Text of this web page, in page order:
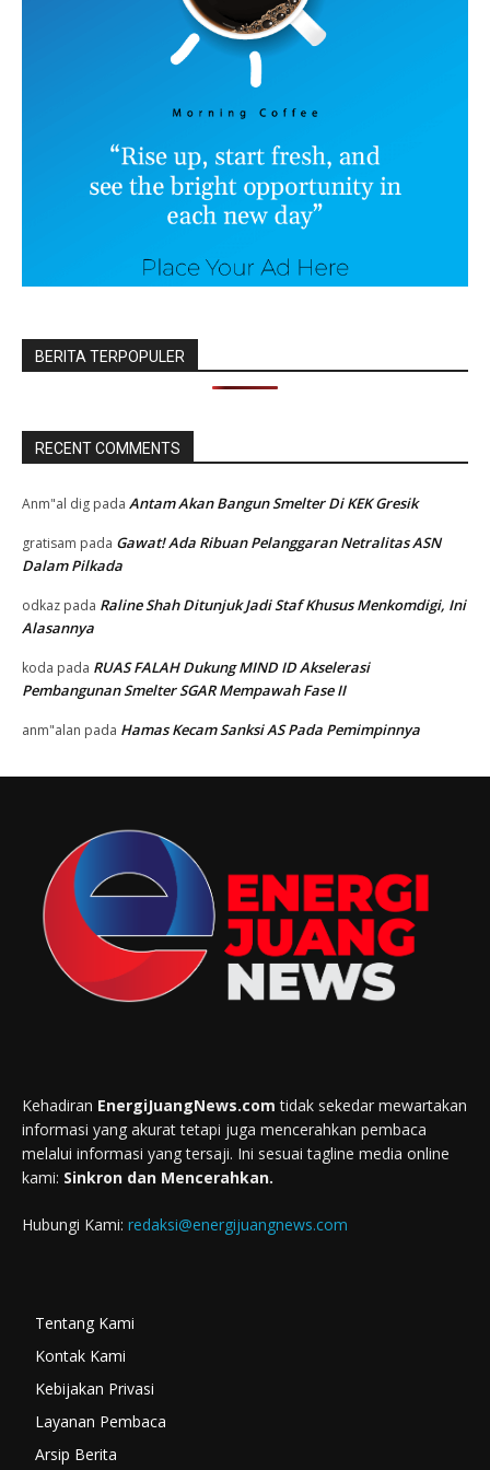
BERITA TERPOPULER
RECENT COMMENTS
Anm"al dig pada Antam Akan Bangun Smelter Di KEK Gresik
gratisam pada Gawat! Ada Ribuan Pelanggaran Netralitas ASN
Dalam Pilkada
odkaz pada Raline Shah Ditunjuk Jadi Staf Khusus Menkomdigi, Ini
Alasannya
koda pada RUAS FALAH Dukung MIND ID Akselerasi
Pembangunan Smelter SGAR Mempawah Fase II
anm"alan pada Hamas Kecam Sanksi AS Pada Pemimpinnya
Kehadiran EnergiJuangNews.com tidak sekedar mewartakan
informasi yang akurat tetapi juga mencerahkan pembaca
melalui informasi yang tersaji. Ini sesuai tagline media online
kami: Sinkron dan Mencerahkan.
Hubungi Kami: redaksi@energijuangnews.com
Tentang Kami
Kontak Kami
Kebijakan Privasi
Layanan Pembaca
Arsip Berita